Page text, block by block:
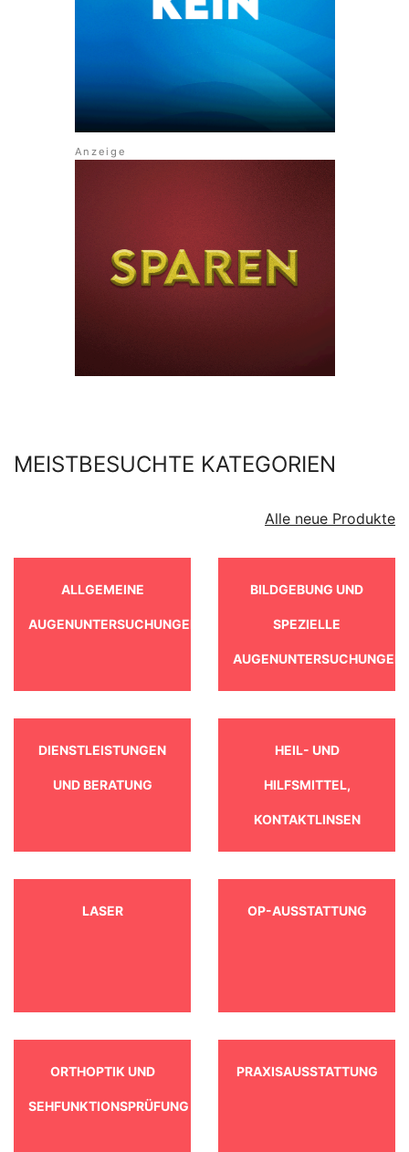
MEISTBESUCHTE KATEGORIEN
Alle neue Produkte
ALLGEMEINE
AUGENUNTERSUCHUNGEN
BILDGEBUNG UND
SPEZIELLE
AUGENUNTERSUCHUNGEN
DIENSTLEISTUNGEN
UND BERATUNG
HEIL- UND
HILFSMITTEL,
KONTAKTLINSEN
LASER OP-AUSSTATTUNG
ORTHOPTIK UND
SEHFUNKTIONSPRÜFUNG
PRAXISAUSSTATTUNG